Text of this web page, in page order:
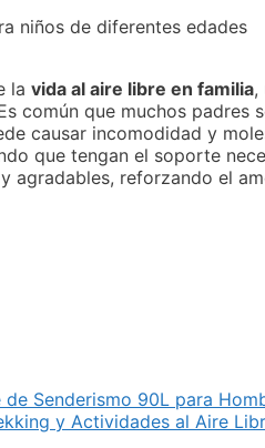
la vida al aire libre en familia,
común que muchos padres
causar incomodidad y
que tengan el soporte
agradables, reforzando el
Senderismo 90L para
y Actividades al Aire